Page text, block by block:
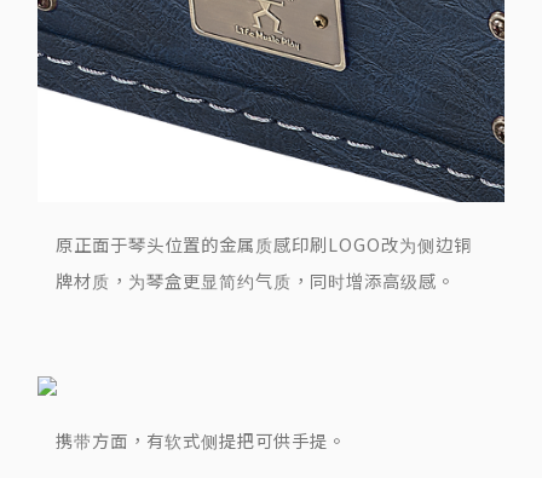
原正面于琴头位置的金属质感印刷LOGO改为侧边铜
牌材质，为琴盒更显简约气质，同时增添高级感。
携带方面，有软式侧提把可供手提。